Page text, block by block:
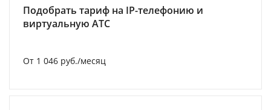
Подобрать тариф на IP-телефонию и
виртуальную АТС
От 1 046 руб./месяц